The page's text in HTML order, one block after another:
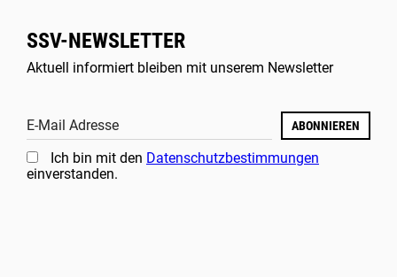
SSV-NEWSLETTER
Aktuell informiert bleiben mit unserem Newsletter
E-Mail Adresse ABONNIEREN
Ich bin mit den Datenschutzbestimmungen
einverstanden.